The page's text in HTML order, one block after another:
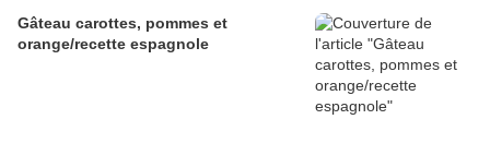
Gâteau carottes, pommes et
orange/recette espagnole